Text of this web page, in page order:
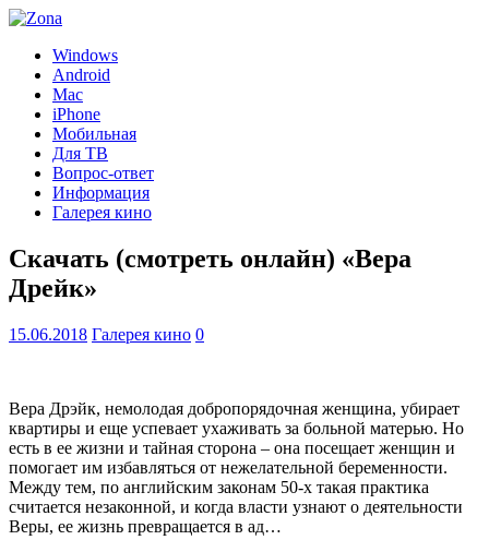
Windows
Android
Mac
iPhone
Мобильная
Для ТВ
Вопрос-ответ
Информация
Галерея кино
Скачать (смотреть онлайн) «Вера
Дрейк»
15.06.2018 Галерея кино 0
Вера Дрэйк, немолодая добропорядочная женщина, убирает
квартиры и еще успевает ухаживать за больной матерью. Но
есть в ее жизни и тайная сторона – она посещает женщин и
помогает им избавляться от нежелательной беременности.
Между тем, по английским законам 50-х такая практика
считается незаконной, и когда власти узнают о деятельности
Веры, ее жизнь превращается в ад…